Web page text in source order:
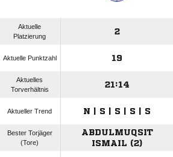
Aktuelle
Platzierung
2
Aktuelle Punktzahl 19
Aktuelles
Torverhältnis
21:14
Aktueller Trend N | S | S | S | S
Bester Torjäger
(Tore)
ABDULMUQSIT
ISMAIL (2)